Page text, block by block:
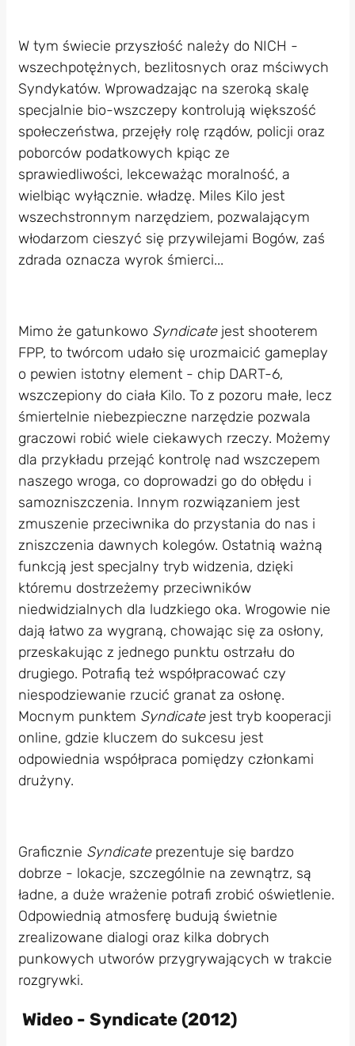
W tym świecie przyszłość należy do NICH -
wszechpotężnych, bezlitosnych oraz mściwych
Syndykatów. Wprowadzając na szeroką skalę
specjalnie bio-wszczepy kontrolują większość
społeczeństwa, przejęły rolę rządów, policji oraz
poborców podatkowych kpiąc ze
sprawiedliwości, lekceważąc moralność, a
wielbiąc wyłącznie. władzę. Miles Kilo jest
wszechstronnym narzędziem, pozwalającym
włodarzom cieszyć się przywilejami Bogów, zaś
zdrada oznacza wyrok śmierci...
Mimo że gatunkowo Syndicatejest shooterem
FPP, to twórcom udało się urozmaicić gameplay
o pewien istotny element - chip DART-6,
wszczepiony do ciała Kilo. To z pozoru małe, lecz
śmiertelnie niebezpieczne narzędzie pozwala
graczowi robić wiele ciekawych rzeczy. Możemy
dla przykładu przejąć kontrolę nad wszczepem
naszego wroga, co doprowadzi go do obłędu i
samozniszczenia. Innym rozwiązaniem jest
zmuszenie przeciwnika do przystania do nas i
zniszczenia dawnych kolegów. Ostatnią ważną
funkcją jest specjalny tryb widzenia, dzięki
któremu dostrzeżemy przeciwników
niedwidzialnych dla ludzkiego oka. Wrogowie nie
dają łatwo za wygraną, chowając się za osłony,
przeskakując z jednego punktu ostrzału do
drugiego. Potrafią też współpracować czy
niespodziewanie rzucić granat za osłonę.
Mocnym punktem Syndicatejest tryb kooperacji
online, gdzie kluczem do sukcesu jest
odpowiednia współpraca pomiędzy członkami
drużyny.
Graficznie Syndicateprezentuje się bardzo
dobrze - lokacje, szczególnie na zewnątrz, są
ładne, a duże wrażenie potrafi zrobić oświetlenie.
Odpowiednią atmosferę budują świetnie
zrealizowane dialogi oraz kilka dobrych
punkowych utworów przygrywających w trakcie
rozgrywki.
Wideo - Syndicate (2012)